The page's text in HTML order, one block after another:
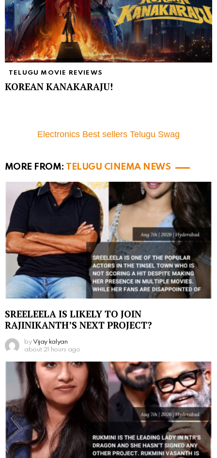
TELUGU MOVIE REVIEWS
KOREAN KANAKARAJU!
Electronics Best sellers Telugu Swag
MORE FROM: TELUGU CINEMA NEWS
SREELEELA IS LIKELY TO JOIN
RAJINIKANTH’S NEXT PROJECT?
by Vijay kalyan
about 21 hours ago